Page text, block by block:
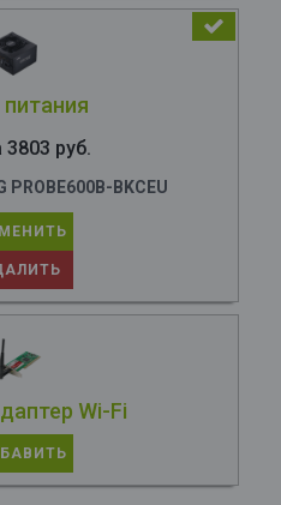
руб.
PROBE600B-BKCEU
Wi-Fi